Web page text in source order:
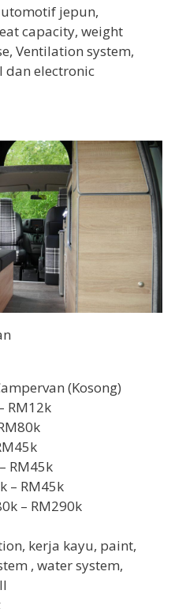
jepun,
capacity, weight
Ventilation system,
dan electronic
(Kosong)
RM12k
RM45k
– RM45k
– RM290k
kerja kayu, paint,
, water system,